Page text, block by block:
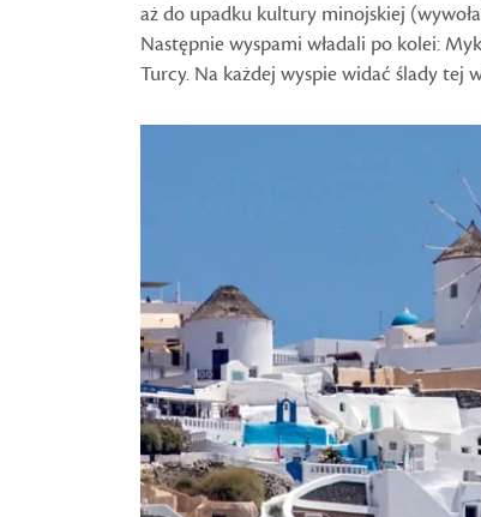
aż do upadku kultury minojskiej
Następnie wyspami władali po kolei:
Turcy. Na każdej wyspie widać ślady tej